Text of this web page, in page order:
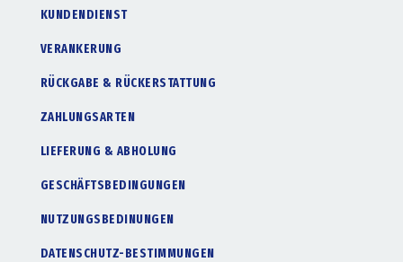
KUNDENDIENST
VERANKERUNG
RÜCKGABE & RÜCKERSTATTUNG
ZAHLUNGSARTEN
LIEFERUNG & ABHOLUNG
GESCHÄFTSBEDINGUNGEN
NUTZUNGSBEDINUNGEN
DATENSCHUTZ-BESTIMMUNGEN